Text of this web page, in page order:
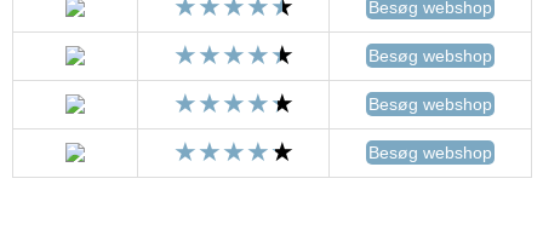
Besøg webshop
Besøg webshop
Besøg webshop
Besøg webshop